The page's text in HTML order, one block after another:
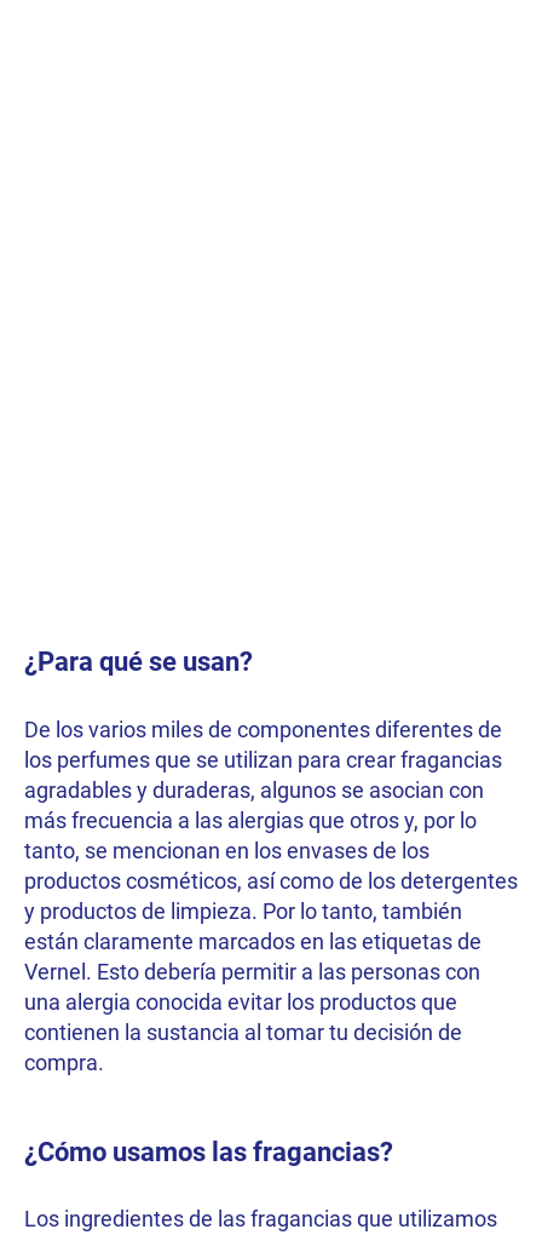
¿Para qué se usan?
De los varios miles de componentes diferentes de
los perfumes que se utilizan para crear fragancias
agradables y duraderas, algunos se asocian con
más frecuencia a las alergias que otros y, por lo
tanto, se mencionan en los envases de los
productos cosméticos, así como de los detergentes
y productos de limpieza. Por lo tanto, también
están claramente marcados en las etiquetas de
Vernel. Esto debería permitir a las personas con
una alergia conocida evitar los productos que
contienen la sustancia al tomar tu decisión de
compra.
¿Cómo usamos las fragancias?
Los ingredientes de las fragancias que utilizamos